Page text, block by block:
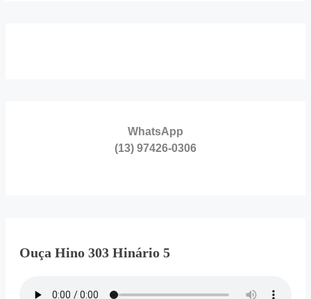
WhatsApp
(13) 97426-0306
Ouça Hino 303 Hinário 5